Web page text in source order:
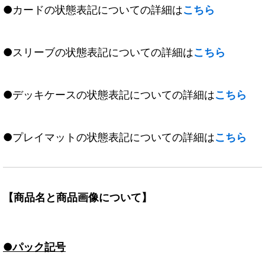
●カードの状態表記についての詳細はこちら
●スリーブの状態表記についての詳細はこちら
●デッキケースの状態表記についての詳細はこちら
●プレイマットの状態表記についての詳細はこちら
【商品名と商品画像について】
●パック記号